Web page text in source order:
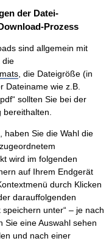
der Datei-
Prozess
sind allgemein mit
die
, die Dateigröße (in
Dateiname wie z.B.
sollten Sie bei der
haben Sie die Wahl die
wird im folgenden
auf Ihrem Endgerät
durch Klicken
darauffolgenden
speichern unter“ – je nach
Sie eine Auswahl sehen
und nach einer